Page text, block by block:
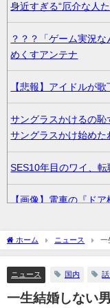
身近すぎる“厄介な人た
？？？「ゲーム実況
めくすアンテナ
【悲報】アイドルが
サングラスかけるの
サングラスかけ始め
SES10年目のワイ、
【画像】電車の『ド
36歳の彼女と結婚し
クーラーボックス積
ホーム ニュース 一
ニュース 国内
一生結婚しない